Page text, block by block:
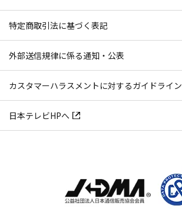
特定商取引法に基づく表記
外部送信規律に係る通知・公表
カスタマーハラスメントに対するガイドライン
日本テレビHPへ